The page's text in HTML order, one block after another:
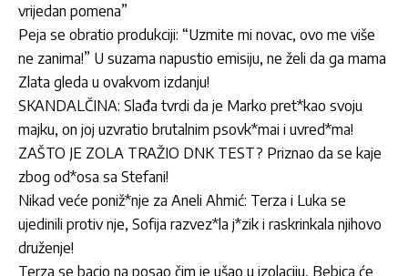
vrijedan pomena”
Peja se obratio produkciji: “Uzmite mi novac, ovo me više
ne zanima!” U suzama napustio emisiju, ne želi da ga mama
Zlata gleda u ovakvom izdanju!
SKANDALČINA: Slađa tvrdi da je Marko pret*kao svoju
majku, on joj uzvratio brutalnim psovk*mai i uvred*ma!
ZAŠTO JE ZOLA TRAŽIO DNK TEST? Priznao da se kaje
zbog od*osa sa Stefani!
Nikad veće poniž*nje za Aneli Ahmić: Terza i Luka se
ujedinili protiv nje, Sofija razvez*la j*zik i raskrinkala njihovo
druženje!
Terza se bacio na posao čim je ušao u izolaciju, Bebica će